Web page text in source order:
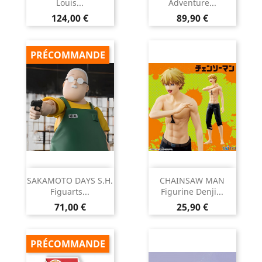
Louis...
Prix
124,00 €
Adventure...
Prix
89,90 €
SAKAMOTO DAYS S.H.
Figuarts...
Prix
71,00 €
PRÉCOMMANDE
CHAINSAW MAN
Figurine Denji...
Prix
25,90 €
PRÉCOMMANDE